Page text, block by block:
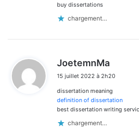
buy dissertations
chargement…
JoetemnMa
t
:
15 juillet 2022 à 2h20
dissertation meaning
definition of dissertation
best dissertation writing
chargement…